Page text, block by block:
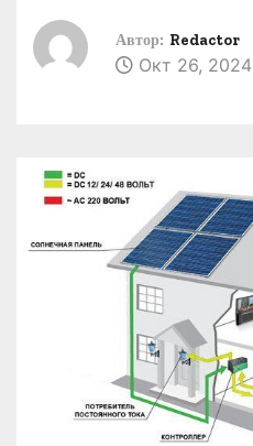
Автор: Redactor
Окт 26, 2024